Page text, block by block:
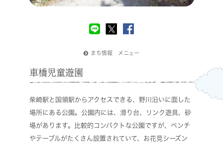
まち情報 メニュー
車橋児童遊園
柴崎駅と国領駅からアクセスできる、野川沿いに面した
場所にある公園。公園内には、滑り台、リンク遊具、砂
場があります。比較的コンパクトな公園ですが、ベンチ
やテーブルがたくさん設置されていて、お花見シーズン